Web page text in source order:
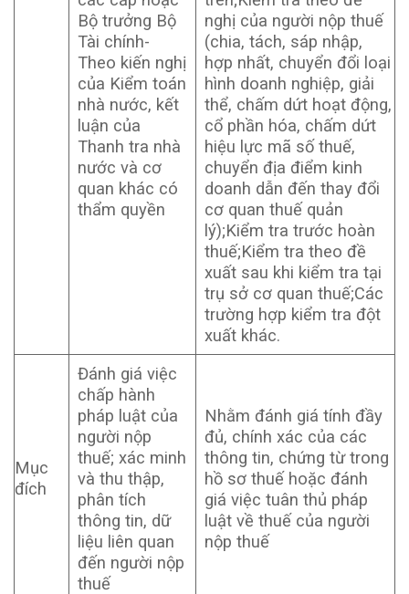
Bộ trưởng Bộ
Tài chính-
Theo kiến nghị
của Kiểm toán
nhà nước, kết
luận của
Thanh tra nhà
nước và cơ
quan khác có
thẩm quyền
nghị của người nộp thuế
(chia, tách, sáp nhập,
hợp nhất, chuyển đổi loại
hình doanh nghiệp, giải
thể, chấm dứt hoạt động,
cổ phần hóa, chấm dứt
hiệu lực mã số thuế,
chuyển địa điểm kinh
doanh dẫn đến thay đổi
cơ quan thuế quản
lý);Kiểm tra trước hoàn
thuế;Kiểm tra theo đề
xuất sau khi kiểm tra tại
trụ sở cơ quan thuế;Các
trường hợp kiểm tra đột
xuất khác.
Mục
đích
Đánh giá việc
chấp hành
pháp luật của
người nộp
thuế; xác minh
và thu thập,
phân tích
thông tin, dữ
liệu liên quan
đến người nộp
thuế
Nhằm đánh giá tính đầy
đủ, chính xác của các
thông tin, chứng từ trong
hồ sơ thuế hoặc đánh
giá việc tuân thủ pháp
luật về thuế của người
nộp thuế